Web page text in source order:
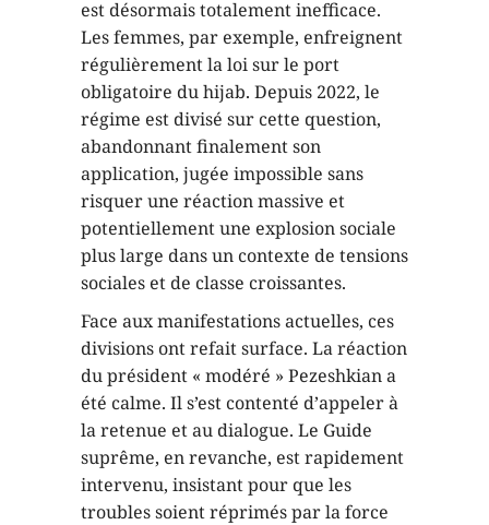
est désormais totalement inefficace.
Les femmes, par exemple, enfreignent
régulièrement la loi sur le port
obligatoire du hijab. Depuis 2022, le
régime est divisé sur cette question,
abandonnant finalement son
application, jugée impossible sans
risquer une réaction massive et
potentiellement une explosion sociale
plus large dans un contexte de tensions
sociales et de classe croissantes.
Face aux manifestations actuelles, ces
divisions ont refait surface. La réaction
du président « modéré » Pezeshkian a
été calme. Il s’est contenté d’appeler à
la retenue et au dialogue. Le Guide
suprême, en revanche, est rapidement
intervenu, insistant pour que les
troubles soient réprimés par la force